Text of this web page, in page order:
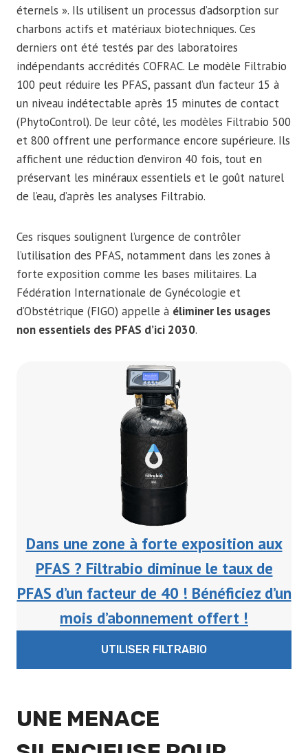
éternels ». Ils utilisent un processus d’adsorption sur
charbons actifs et matériaux biotechniques. Ces
derniers ont été testés par des laboratoires
indépendants accrédités COFRAC. Le modèle Filtrabio
100 peut réduire les PFAS, passant d’un facteur 15 à
un niveau indétectable après 15 minutes de contact
(PhytoControl). De leur côté, les modèles Filtrabio 500
et 800 offrent une performance encore supérieure. Ils
affichent une réduction d’environ 40 fois, tout en
préservant les minéraux essentiels et le goût naturel
de l’eau, d’après les analyses Filtrabio.
Ces risques soulignent l’urgence de contrôler
l’utilisation des PFAS, notamment dans les zones à
forte exposition comme les bases militaires. La
Fédération Internationale de Gynécologie et
d’Obstétrique (FIGO) appelle à éliminer les usages
non essentiels des PFAS d’ici 2030.
Dans une zone à forte exposition aux
PFAS ? Filtrabio diminue le taux de
PFAS d’un facteur de 40 ! Bénéficiez d’un
mois d’abonnement offert !
UTILISER FILTRABIO
UNE MENACE